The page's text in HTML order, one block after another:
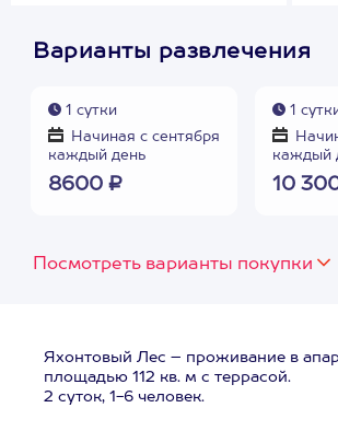
Варианты развлечения
1 сутки
Начиная с сентября
каждый день
8600 ₽
1
каждый
10
Посмотреть варианты покупки
Яхонтовый Лес – проживание в
площадью 112 кв. м с террасой.
2 суток, 1-6 человек.